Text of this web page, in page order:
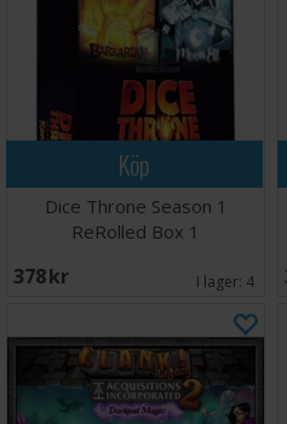
Köp
Dice Throne Season 1
ReRolled Box 1
378 SEK I lager: 4